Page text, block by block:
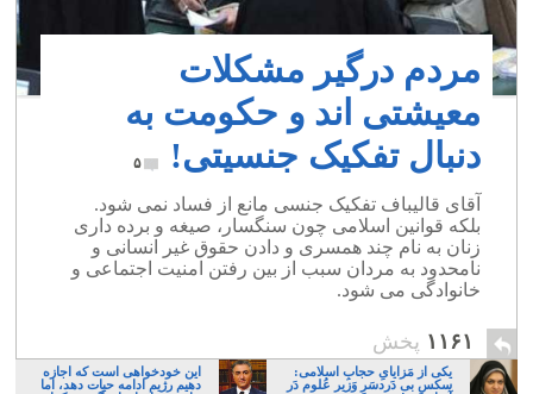
مردم درگیر مشکلات
معیشتی اند و حکومت به
دنبال تفکیک جنسیتی!
۵
آقای قالیباف تفکیک جنسی مانع از فساد نمی شود.
بلکه قوانین اسلامی چون سنگسار، صیغه و برده داری
زنان به نام چند همسری و دادن حقوق غیر انسانی و
نامحدود به مردان سبب از بین رفتن امنیت اجتماعی و
خانوادگی می شود.
۱۱۶۱ پخش
یکی از مَزایایِ حجابِ اسلامی:
سکسِ بی دَردسَرِ وَزیر عُلوم دَر
این خودخواهی است که اجازه
دهیم رژیم ادامه حیات دهد، اما